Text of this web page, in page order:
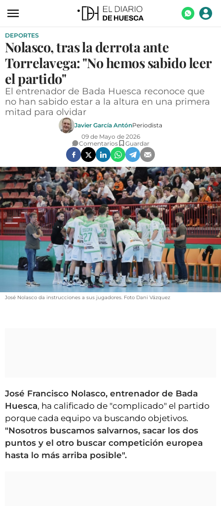
ACTUALIDAD
ECONOMÍA
TECNOLOGÍA
TURISMO
AGROALIMENTACIÓN
SOCIEDAD
OPINIÓN
GALERÍAS
VÍDEOS
CONTACTAR
FIESTAS EN EL ALTO ARAGÓN
FIESTAS DE SAN LORENZO
AGENDA
CLUB DEL AMIGO MILITANTE
INICIAR SESIÓN
DEPORTES
Nolasco, tras la derrota ante
Torrelavega: "No hemos sabido leer
el partido"
El entrenador de Bada Huesca reconoce que
no han sabido estar a la altura en una primera
mitad para olvidar
Javier García AntónPeriodista
09 de Mayo de 2026
Comentarios
Guardar
José Nolasco da instrucciones a sus jugadores. Foto Dani Vázquez
José Francisco Nolasco, entrenador de Bada
Huesca, ha calificado de "complicado" el partido
porque cada equipo va buscando objetivos.
"Nosotros buscamos salvarnos, sacar los dos
puntos y el otro buscar competición europea
hasta lo más arriba posible".